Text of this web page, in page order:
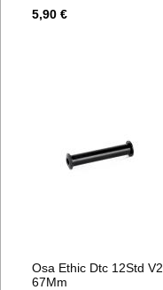
5,90 €
Osa Ethic Dtc 12Std V2
67Mm